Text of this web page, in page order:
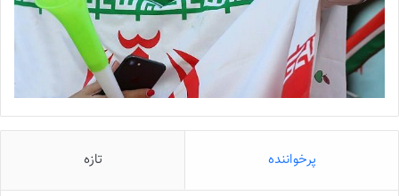
پرخواننده تازه